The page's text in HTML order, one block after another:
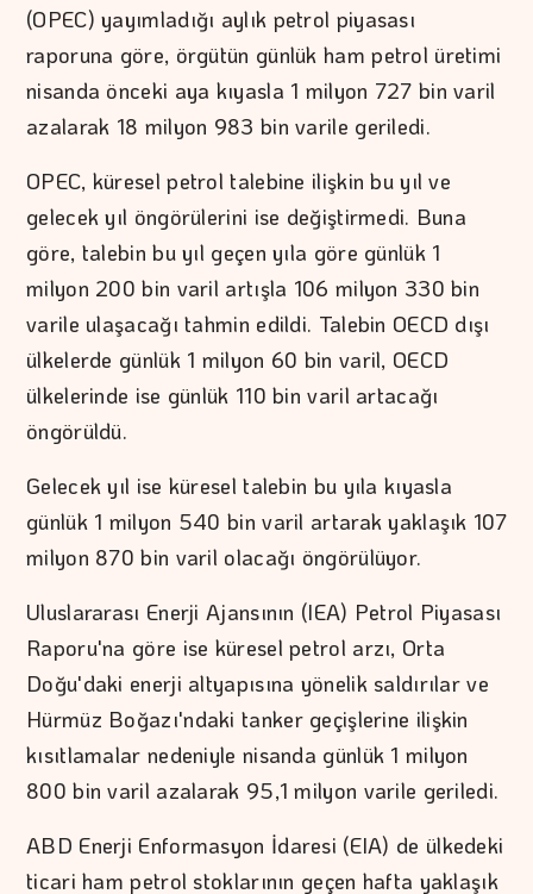
(OPEC) yayımladığı aylık petrol piyasası
raporuna göre, örgütün günlük ham petrol üretimi
nisanda önceki aya kıyasla 1 milyon 727 bin varil
azalarak 18 milyon 983 bin varile geriledi.
OPEC, küresel petrol talebine ilişkin bu yıl ve
gelecek yıl öngörülerini ise değiştirmedi. Buna
göre, talebin bu yıl geçen yıla göre günlük 1
milyon 200 bin varil artışla 106 milyon 330 bin
varile ulaşacağı tahmin edildi. Talebin OECD dışı
ülkelerde günlük 1 milyon 60 bin varil, OECD
ülkelerinde ise günlük 110 bin varil artacağı
öngörüldü.
Gelecek yıl ise küresel talebin bu yıla kıyasla
günlük 1 milyon 540 bin varil artarak yaklaşık 107
milyon 870 bin varil olacağı öngörülüyor.
Uluslararası Enerji Ajansının (IEA) Petrol Piyasası
Raporu'na göre ise küresel petrol arzı, Orta
Doğu'daki enerji altyapısına yönelik saldırılar ve
Hürmüz Boğazı'ndaki tanker geçişlerine ilişkin
kısıtlamalar nedeniyle nisanda günlük 1 milyon
800 bin varil azalarak 95,1 milyon varile geriledi.
ABD Enerji Enformasyon İdaresi (EIA) de ülkedeki
ticari ham petrol stoklarının geçen hafta yaklaşık